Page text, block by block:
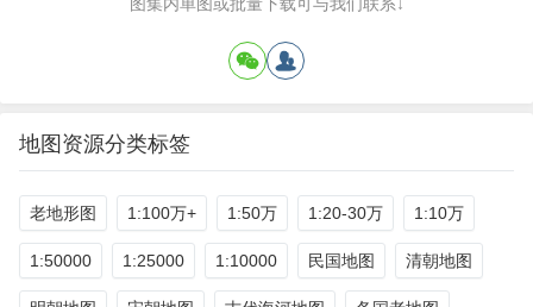
地图资源分类标签
老地形图 1:100万+ 1:50万 1:20-30万 1:10万
1:50000 1:25000 1:10000 民国地图 清朝地图